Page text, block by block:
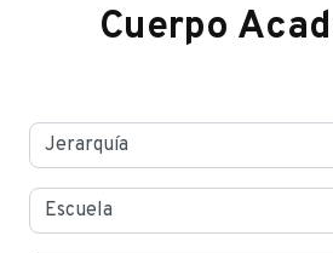
Cuerpo
Jerarquías
Escuelas